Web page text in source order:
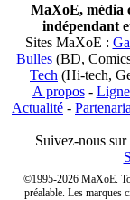
MaXoE, média
indépendant
Sites MaXoE :
Bulles (BD,
Tech (Hi-tech,
A propos-
Actualité -
Suivez-nous sur
©1995-2026 MaXoE.
préalable. Les marques